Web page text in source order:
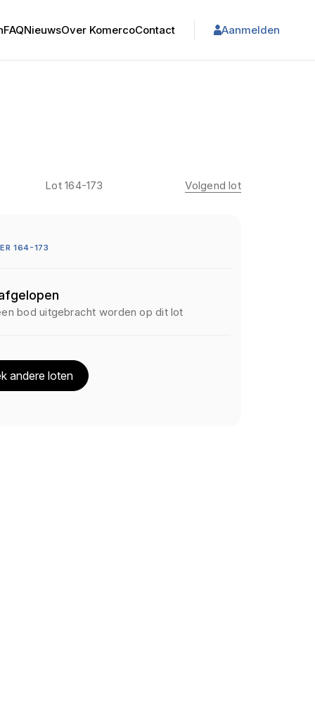
FAQNieuwsOver KomercoContact Aanmelden
Lot 164-173 Volgend lot
164-173
bod uitgebracht worden op dit lot
andere loten